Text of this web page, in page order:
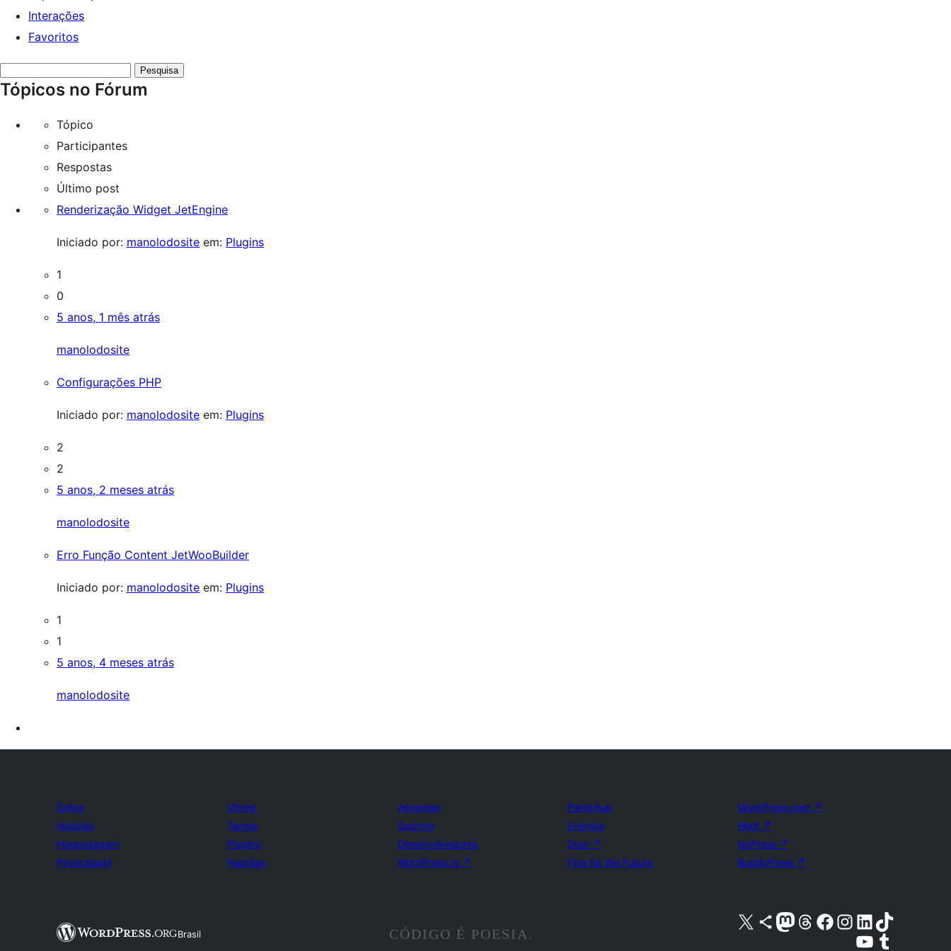
Interações
Favoritos
tópicos:
Tópicos no Fórum
Tópico
Participantes
Respostas
Último post
Renderização Widget JetEngine
Iniciado por: manolodosite em: Plugins
1
0
5 anos, 1 mês atrás
manolodosite
Configurações PHP
Iniciado por: manolodosite em: Plugins
2
2
5 anos, 2 meses atrás
manolodosite
Erro Função Content JetWooBuilder
Iniciado por: manolodosite em: Plugins
1
1
5 anos, 4 meses atrás
manolodosite
Sobre
Notícias
Hospedagem
Privacidade
Vitrine
Temas
Plugins
Padrões
Aprender
Suporte
Desenvolvedores
WordPress.tv ↗
Participar
Eventos
Doar ↗
Five for the Future
WordPress.com ↗
Matt ↗
bbPress ↗
BuddyPress ↗
Brasil
Acessar nossa conta do X (antigo Twitter)
Acessar nossa conta do Bluesky
Acessar nossa conta do Mastodon
Acessar nossa conta do Threads
Acessar nossa página do Facebook
Acessar nossa conta do Instagram
Acessar nossa conta do LinkedIn
Acessar nossa conta do TikTok
Acessar nosso canal do YouTube
Acessar nossa conta no Tumblr
CÓDIGO É POESIA.